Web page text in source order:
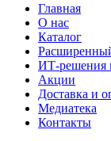
Главная
О нас
Каталог
ИТ-решения
Акции
Доставка и
Медиатека
Контакты